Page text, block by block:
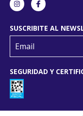
SUSCRIBITE AL
SEGURIDAD Y